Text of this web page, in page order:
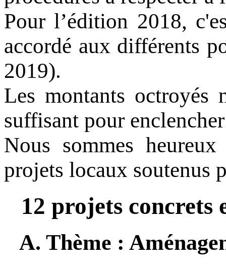
Pour l’édition 2018,
accordé aux différents
2019).
Les montants octroyés
suffisant pour
Nous sommes
projets locaux soutenus
12 projets concrets
A. Thème :